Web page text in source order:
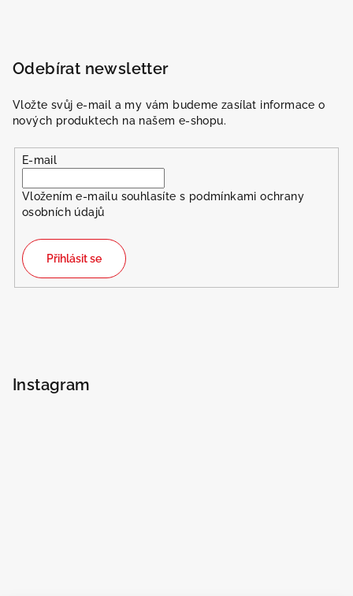
Odebírat newsletter
Vložte svůj e-mail a my vám budeme zasílat informace o
nových produktech na našem e-shopu.
E-mail
Vložením e-mailu souhlasíte s podmínkami ochrany
osobních údajů
Přihlásit se
Instagram